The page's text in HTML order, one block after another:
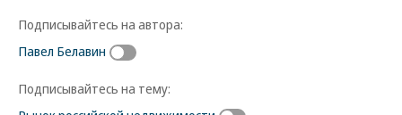
Подписывайтесь на автора:
Павел Белавин
Подписывайтесь на тему: